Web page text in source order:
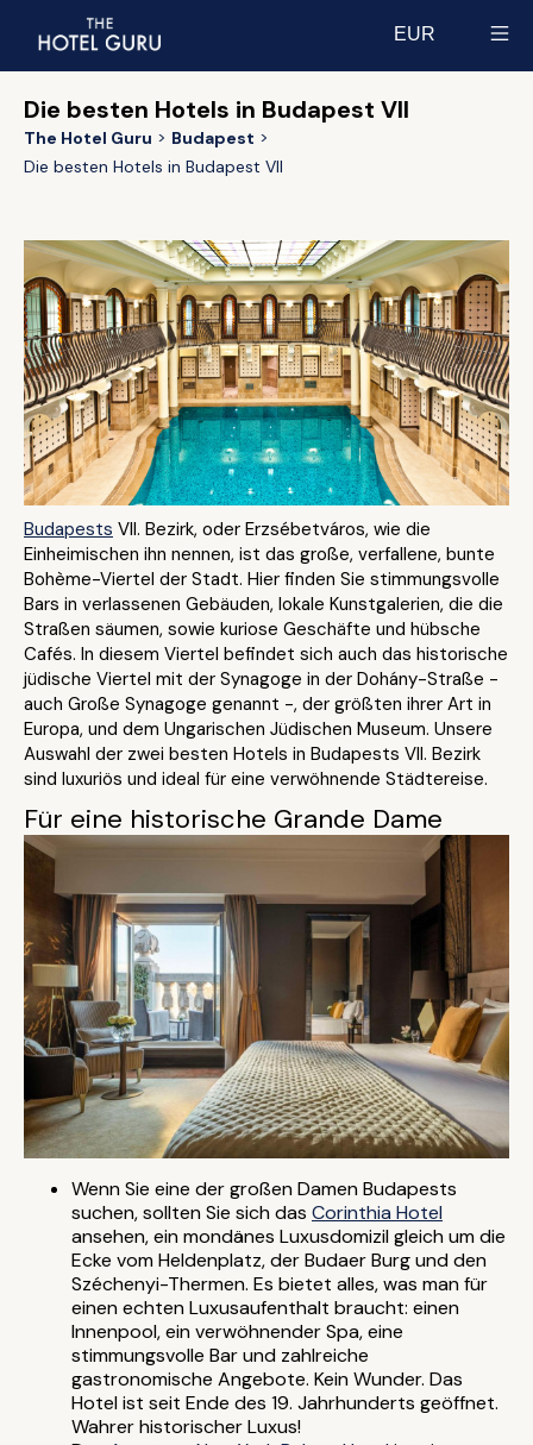
EUR
Die besten Hotels in Budapest VII
The Hotel Guru
Budapest
Die besten Hotels in Budapest VII
Budapests VII. Bezirk, oder Erzsébetváros, wie die
Einheimischen ihn nennen, ist das große, verfallene, bunte
Bohème-Viertel der Stadt. Hier finden Sie stimmungsvolle
Bars in verlassenen Gebäuden, lokale Kunstgalerien, die die
Straßen säumen, sowie kuriose Geschäfte und hübsche
Cafés. In diesem Viertel befindet sich auch das historische
jüdische Viertel mit der Synagoge in der Dohány-Straße -
auch Große Synagoge genannt -, der größten ihrer Art in
Europa, und dem Ungarischen Jüdischen Museum. Unsere
Auswahl der zwei besten Hotels in Budapests VII. Bezirk
sind luxuriös und ideal für eine verwöhnende Städtereise.
Für eine historische Grande Dame
Wenn Sie eine der großen Damen Budapests
suchen, sollten Sie sich das Corinthia Hotel
ansehen, ein mondänes Luxusdomizil gleich um die
Ecke vom Heldenplatz, der Budaer Burg und den
Széchenyi-Thermen. Es bietet alles, was man für
einen echten Luxusaufenthalt braucht: einen
Innenpool, ein verwöhnender Spa, eine
stimmungsvolle Bar und zahlreiche
gastronomische Angebote. Kein Wunder. Das
Hotel ist seit Ende des 19. Jahrhunderts geöffnet.
Wahrer historischer Luxus!